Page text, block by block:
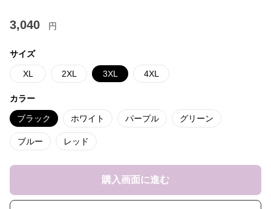
3,040 円
サイズ
XL 2XL 3XL 4XL
カラー
ブラック ホワイト パープル グリーン
ブルー レッド
購入画面に進む